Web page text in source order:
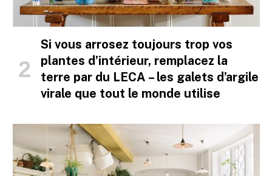
Si vous arrosez toujours trop vos
plantes d’intérieur, remplacez la
terre par du LECA – les galets d’argile
virale que tout le monde utilise